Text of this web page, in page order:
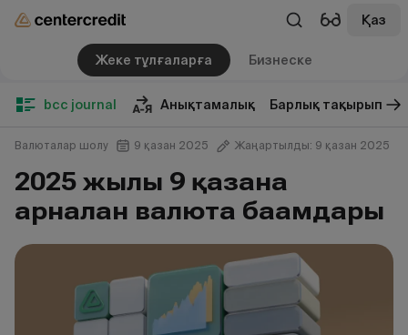
Қаз
Жеке тұлғаларға Бизнеске
bcc journal Анықтамалық Барлық тақырып
Валюталар шолу 9 қазан 2025 Жаңартылды: 9 қазан 2025
2025 жылғы 9 қазанға
арналған валюта бағамдары